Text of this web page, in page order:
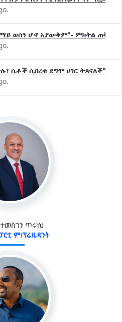
ወሰን ሆኖ አያውቅም"- ምክትል ጠቅላይ
ሴቶች ሲበረቱ ደግሞ ሀገር ትጸናለች"-
ጥሩነህ
ም/ፕሬዚዳንት